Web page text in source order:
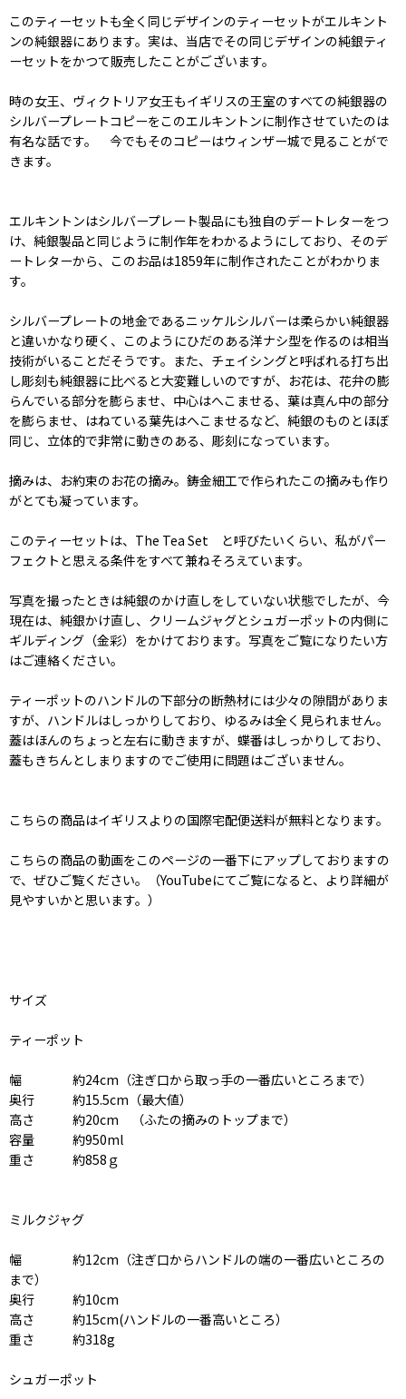
このティーセットも全く同じデザインのティーセットがエルキント
ンの純銀器にあります。実は、当店でその同じデザインの純銀ティ
ーセットをかつて販売したことがございます。
時の女王、ヴィクトリア女王もイギリスの王室のすべての純銀器の
シルバープレートコピーをこのエルキントンに制作させていたのは
有名な話です。 今でもそのコピーはウィンザー城で見ることがで
きます。
エルキントンはシルバープレート製品にも独自のデートレターをつ
け、純銀製品と同じように制作年をわかるようにしており、そのデ
ートレターから、このお品は1859年に制作されたことがわかりま
す。
シルバープレートの地金であるニッケルシルバーは柔らかい純銀器
と違いかなり硬く、このようにひだのある洋ナシ型を作るのは相当
技術がいることだそうです。また、チェイシングと呼ばれる打ち出
し彫刻も純銀器に比べると大変難しいのですが、お花は、花弁の膨
らんでいる部分を膨らませ、中心はへこませる、葉は真ん中の部分
を膨らませ、はねている葉先はへこませるなど、純銀のものとほぼ
同じ、立体的で非常に動きのある、彫刻になっています。
摘みは、お約束のお花の摘み。鋳金細工で作られたこの摘みも作り
がとても凝っています。
このティーセットは、The Tea Set と呼びたいくらい、私がパー
フェクトと思える条件をすべて兼ねそろえています。
写真を撮ったときは純銀のかけ直しをしていない状態でしたが、今
現在は、純銀かけ直し、クリームジャグとシュガーポットの内側に
ギルディング（金彩）をかけております。写真をご覧になりたい方
はご連絡ください。
ティーポットのハンドルの下部分の断熱材には少々の隙間がありま
すが、ハンドルはしっかりしており、ゆるみは全く見られません。
蓋はほんのちょっと左右に動きますが、蝶番はしっかりしており、
蓋もきちんとしまりますのでご使用に問題はございません。
こちらの商品はイギリスよりの国際宅配便送料が無料となります。
こちらの商品の動画をこのページの一番下にアップしておりますの
で、ぜひご覧ください。（YouTubeにてご覧になると、より詳細が
見やすいかと思います。）
サイズ
ティーポット
幅 約24cm（注ぎ口から取っ手の一番広いところまで）
奥行 約15.5cm（最大値）
高さ 約20cm （ふたの摘みのトップまで）
容量 約950ml
重さ 約858ｇ
ミルクジャグ
幅 約12cm（注ぎ口からハンドルの端の一番広いところの
まで）
奥行 約10cm
高さ 約15cm(ハンドルの一番高いところ）
重さ 約318g
シュガーポット